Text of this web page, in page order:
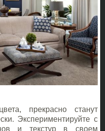
прекрасно станут
Экспериментируйте с
и текстур в своем